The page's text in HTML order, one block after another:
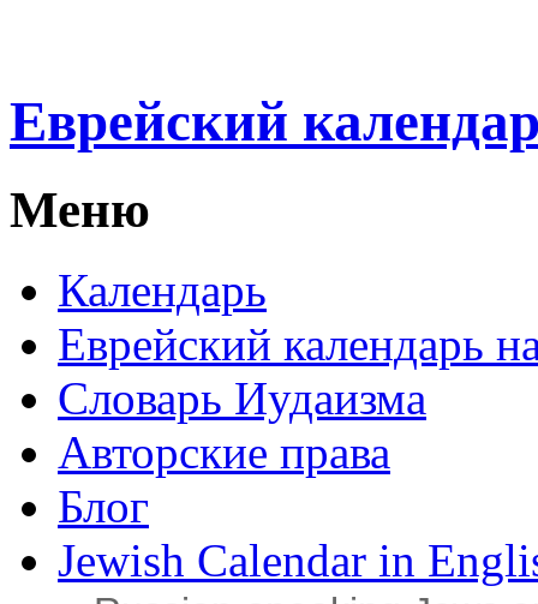
Еврейский
Меню
Календарь
Еврейский календарь
Словарь Иудаизма
Авторские права
Блог
Jewish Calendar in